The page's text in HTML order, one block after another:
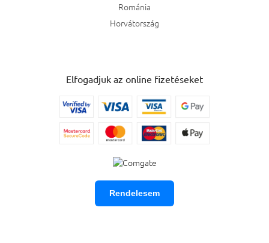
Románia
Horvátország
Elfogadjuk az online fizetéseket
Rendelesem